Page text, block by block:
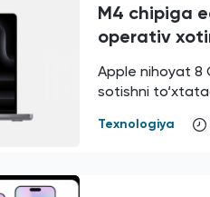
M4 chipiga
operativ
Apple nihoyat 8
sotishni
Texnologiya